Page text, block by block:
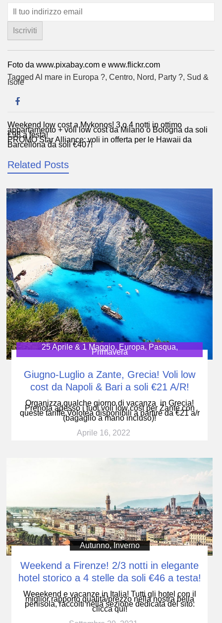
Foto da www.pixabay.com e www.flickr.com
Tagged Al mare in Europa ?️, Centro, Nord, Party ?, Sud &
Isole
Navigazione
articoli
Weekend low cost a Mykonos! 3 o 4 notti in ottimo
appartamento + voli low cost da Milano o Bologna da soli
€98 a testa!
PROMO Star Alliance: voli in offerta per le Hawaii da
Barcellona da soli €407!
Related Posts
25 Aprile & 1 Maggio, Europa, Pasqua,
Primavera
Giugno-Luglio a Zante, Grecia! Voli low
cost da Napoli & Bari a soli €21 A/R!
Organizza qualche giorno di vacanza in Grecia!
Prenota adesso i tuoi voli low cost per Zante con
queste tariffe Volotea disponibili a partire da €21 a/r
(bagaglio a mano incluso)!
Aprile 16, 2022
Autunno,Inverno
Weekend a Firenze! 2/3 notti in elegante
hotel storico a 4 stelle da soli €46 a testa!
Weeekend e vacanze in Italia! Tutti gli hotel con il
miglior rapporto qualità/prezzo nella nostra bella
penisola, raccolti nella sezione dedicata del sito:
clicca qui!